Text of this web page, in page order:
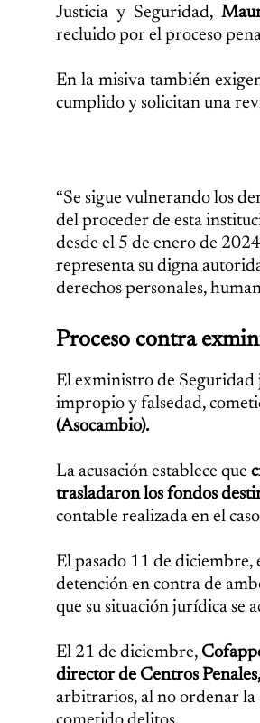
Justicia y Seguridad,
recluido por el proceso
En la misiva también
cumplido y solicitan una
“Se sigue vulnerando los
del proceder de esta
desde el 5 de enero de
representa su digna
derechos personales,
Proceso contra
El exministro de Seguridad
impropio y falsedad,
(Asocambio).
La acusación establece que
trasladaron los fondos
contable realizada en el
El pasado 11 de
detención en contra de
que su situación jurídica se
El 21 de diciembre,
director de Centros
arbitrarios, al no ordenar la